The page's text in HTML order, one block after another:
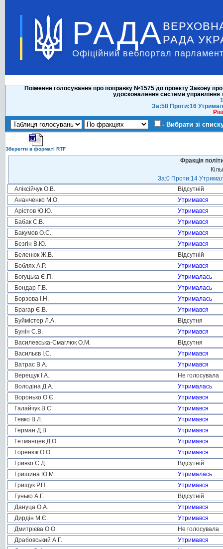
РАДА РАДА
Офіційний вебпортал
Поіменне голосування про поправку №1575 до проекту Закону
удосконалення системи управління
За:58 Проти:16
- Вибрати зі
Зберегти в форматі RTF
Фракція
За:0 Проти:14
Аліксійчук О.В.
Відсутній
Ананченко М.О.
Утримався
Арістов Ю.Ю.
Утримався
Бабак С.В.
Утримався
Бакумов О.С.
Утримався
Безгін В.Ю.
Утримався
Беленюк Ж.В.
Відсутній
Боблях А.Р.
Утримався
Богуцька Є.П.
Утрималась
Бондар Г.В.
Утрималась
Борзова І.Н.
Утрималась
Брагар Є.В.
Утримався
Буймістер Л.А.
Відсутня
Бунін С.В.
Утримався
Василевська-Смаглюк О.М.
Відсутня
Васильєв І.С.
Утримався
Ватрас В.А.
Утримався
Верещук І.А.
Не голосувала
Володіна Д.А.
Утрималась
Воронько О.Є.
Утримався
Галайчук В.С.
Утримався
Гевко В.Л.
Утримався
Герман Д.В.
Утримався
Гетманцев Д.О.
Утримався
Горенюк О.О.
Утримався
Гривко С.Д.
Відсутній
Гришина Ю.М.
Утрималась
Грищук Р.П.
Утримався
Гунько А.Г.
Відсутній
Дануца О.А.
Утримався
Дирдін М.Є.
Утримався
Дмитрієва О.О.
Не голосувала
Драбовський А.Г.
Утримався